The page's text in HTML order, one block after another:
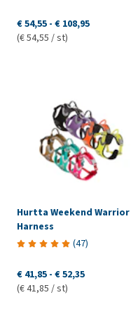
€ 54,55 - € 108,95
(€ 54,55 / st)
Hurtta Weekend Warrior
Harness
(47)
€ 41,85 - € 52,35
(€ 41,85 / st)